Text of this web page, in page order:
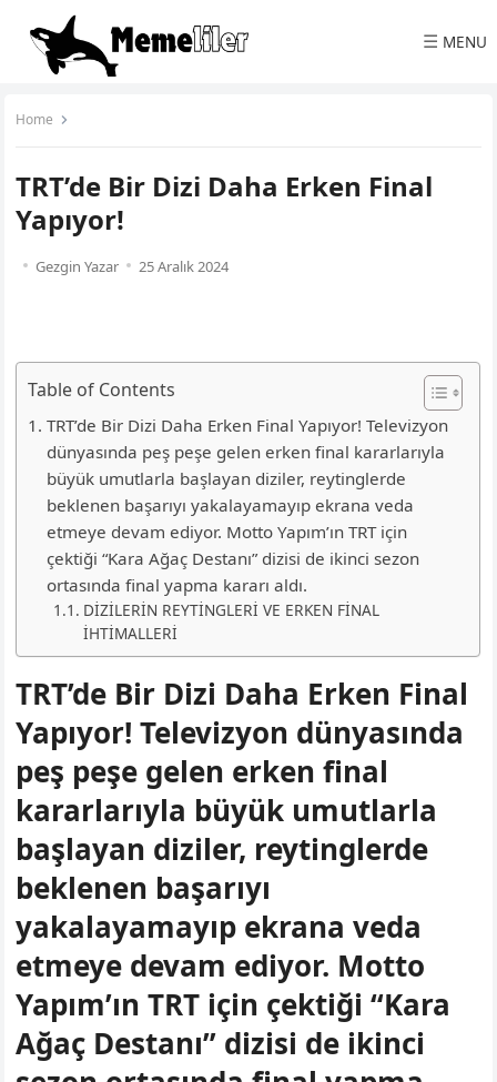
☰ MENU
Home
TRT’de Bir Dizi Daha Erken Final
Yapıyor!
Gezgin Yazar 25 Aralık 2024
Table of Contents
TRT’de Bir Dizi Daha Erken Final Yapıyor! Televizyon
dünyasında peş peşe gelen erken final kararlarıyla
büyük umutlarla başlayan diziler, reytinglerde
beklenen başarıyı yakalayamayıp ekrana veda
etmeye devam ediyor. Motto Yapım’ın TRT için
çektiği “Kara Ağaç Destanı” dizisi de ikinci sezon
ortasında final yapma kararı aldı.
DİZİLERİN REYTİNGLERİ VE ERKEN FİNAL
İHTİMALLERİ
TRT’de Bir Dizi Daha Erken Final
Yapıyor! Televizyon dünyasında
peş peşe gelen erken final
kararlarıyla büyük umutlarla
başlayan diziler, reytinglerde
beklenen başarıyı
yakalayamayıp ekrana veda
etmeye devam ediyor. Motto
Yapım’ın TRT için çektiği “Kara
Ağaç Destanı” dizisi de ikinci